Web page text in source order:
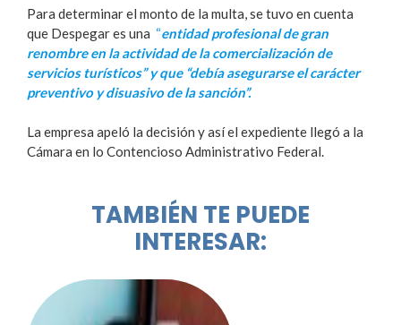
Para determinar el monto de la multa, se tuvo en cuenta
que Despegar es una “entidad profesional de gran
renombre en la actividad de la comercialización de
servicios turísticos” y que “debía asegurarse el carácter
preventivo y disuasivo de la sanción”.
La empresa apeló la decisión y así el expediente llegó a la
Cámara en lo Contencioso Administrativo Federal.
TAMBIÉN TE PUEDE
INTERESAR: